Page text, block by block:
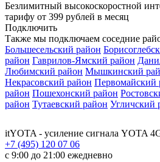
Безлимитный высокоскоростной
тарифу от 399 рублей в месяц
Подключить
Также мы подключаем соседние
Большесельский район
район Гаврилов-Ямский район
Любимский район Мышкинский
Некрасовский район Первомайский
район Пошехонский район
район Тутаевский район Угличский
itYOTA - усиление сигнала YOTA
+7 (495) 120 07 06
с 9:00 до 21:00 ежедневно